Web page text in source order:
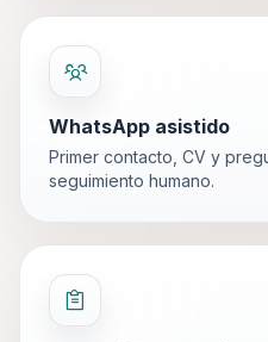
WhatsApp asistido
Primer contacto, CV y
seguimiento humano.